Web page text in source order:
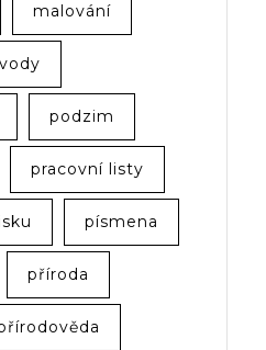
malování
podzim
pracovní listy
písmena
příroda